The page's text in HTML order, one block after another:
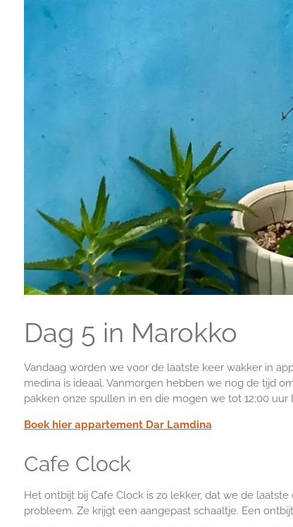
Dag 5 in Marokko
Vandaag worden we voor de laatste keer wakker in
medina is ideaal. Vanmorgen hebben we nog de tijd
pakken onze spullen in en die mogen we tot 12;00
Boek hier appartement Dar Lamdina
Cafe Clock
Het ontbijt bij Cafe Clock is zo lekker, dat we de
probleem. Ze krijgt een aangepast schaaltje. Een